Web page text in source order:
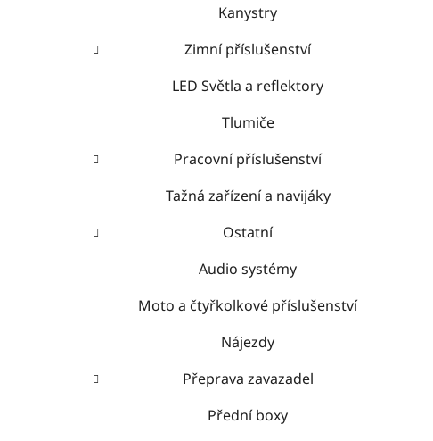
Kanystry
Zimní příslušenství
LED Světla a reflektory
Tlumiče
Pracovní příslušenství
Tažná zařízení a navijáky
Ostatní
Audio systémy
Moto a čtyřkolkové příslušenství
Nájezdy
Přeprava zavazadel
Přední boxy